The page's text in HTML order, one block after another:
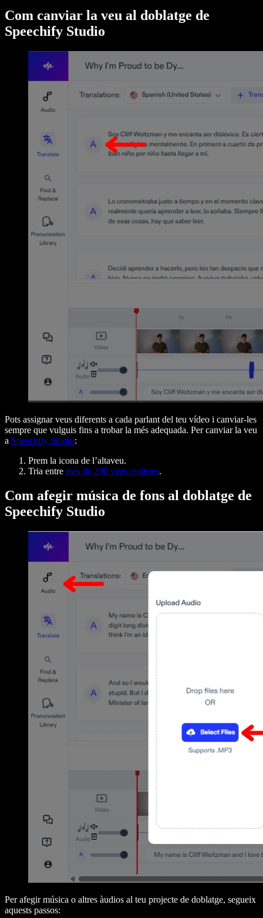
Com canviar la veu al doblatge de
Speechify Studio
Pots assignar veus diferents a cada parlant del teu vídeo i canviar-les
sempre que vulguis fins a trobar la més adequada. Per canviar la veu
a Speechify Studio:
Prem la icona de l’altaveu.
Tria entre més de 200 veus realistes.
Com afegir música de fons al doblatge de
Speechify Studio
Per afegir música o altres àudios al teu projecte de doblatge, segueix
aquests passos: